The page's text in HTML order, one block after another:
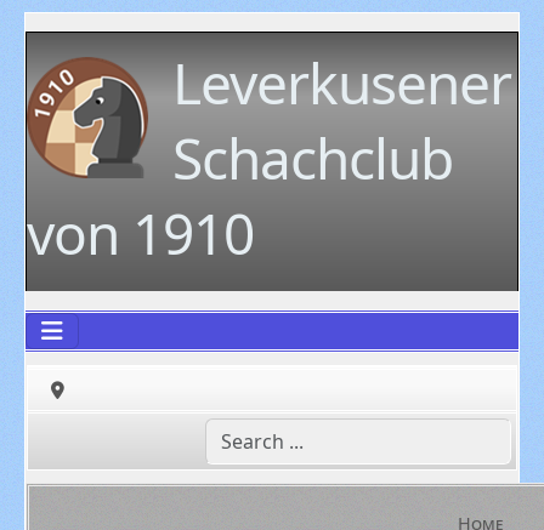
Leverkusener
Schachclub
von 1910
Home